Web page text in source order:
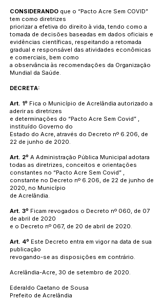
CONSIDERANDO que o “Pacto Acre Sem COVID”
tem como diretrizes
priorizar a efetiva do direito à vida, tendo como a
tomada de decisões baseadas em dados oficiais e
evidências científicas, respeitando a retomada
gradual e responsável das atividades econômicas
e comerciais, bem como
a observância às recomendações da Organização
Mundial da Saúde.
DECRETA:
Art. 1º Fica o Município de Acrelândia autorizado a
aderir as diretrizes
e determinações do “Pacto Acre Sem Covid” ,
instituído Governo do
Estado do Acre, através do Decreto nº 6.206, de
22 de junho de 2020.
Art. 2º A Administração Pública Municipal adotara
todas as diretrizes, conceitos e orientações
constantes no “Pacto Acre Sem Covid” ,
constante no Decreto nº 6.206, de 22 de junho de
2020, no Município
de Acrelândia.
Art. 3º Ficam revogados o Decreto nº 060, de 07
de abril de 2020
e o Decreto nº 067, de 20 de abril de 2020.
Art. 4º Este Decreto entra em vigor na data de sua
publicação
revogando-se as disposições em contrário.
Acrelândia-Acre, 30 de setembro de 2020.
Ederaldo Caetano de Sousa
Prefeito de Acrelândia